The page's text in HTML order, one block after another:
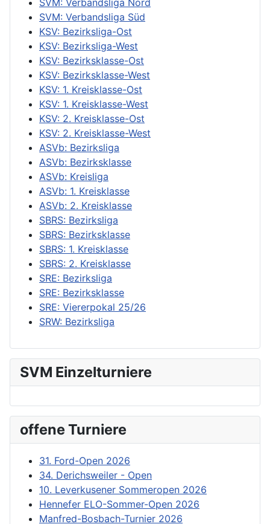
SVM: Verbandsliga Süd
KSV: Bezirksliga-Ost
KSV: Bezirksliga-West
KSV: Bezirksklasse-Ost
KSV: Bezirksklasse-West
KSV: 1. Kreisklasse-Ost
KSV: 1. Kreisklasse-West
KSV: 2. Kreisklasse-Ost
KSV: 2. Kreisklasse-West
ASVb: Bezirksliga
ASVb: Bezirksklasse
ASVb: Kreisliga
ASVb: 1. Kreisklasse
ASVb: 2. Kreisklasse
SBRS: Bezirksliga
SBRS: Bezirksklasse
SBRS: 1. Kreisklasse
SBRS: 2. Kreisklasse
SRE: Bezirksliga
SRE: Bezirksklasse
SRE: Viererpokal 25/26
SRW: Bezirksliga
SVM Einzelturniere
offene Turniere
31. Ford-Open 2026
34. Derichsweiler - Open
10. Leverkusener Sommeropen 2026
Hennefer ELO-Sommer-Open 2026
Manfred-Bosbach-Turnier 2026